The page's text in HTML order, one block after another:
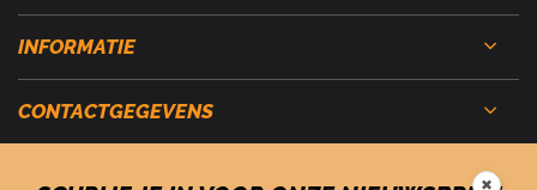
INFORMATIE
CONTACTGEGEVENS
✖